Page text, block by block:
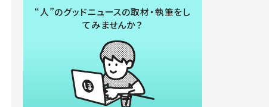
“人”のグッドニュースの取材・執筆をし
てみませんか？